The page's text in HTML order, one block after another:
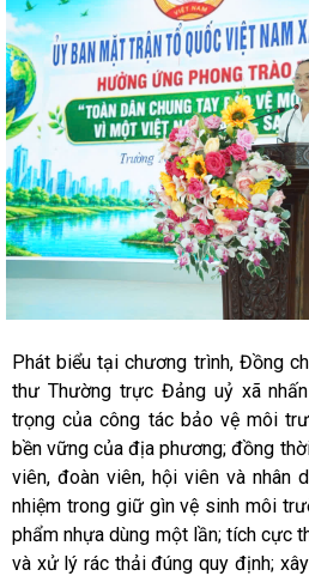
Phát biểu tại chương trình, Đồng
thư Thường trực Đảng uỷ xã
trọng của công tác bảo vệ môi
bền vững của địa phương; đồng
viên, đoàn viên, hội viên và nhân
nhiệm trong giữ gìn vệ sinh môi
phẩm nhựa dùng một lần; tích cực
và xử lý rác thải đúng quy định;